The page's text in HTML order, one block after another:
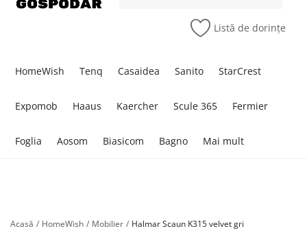
Listă de dorințe
HomeWish Tenq Casaidea Sanito StarCrest
Expomob Haaus Kaercher Scule 365 Fermier
Foglia Aosom Biasicom Bagno Mai mult
Acasă HomeWish Mobilier Halmar Scaun K315 velvet gri